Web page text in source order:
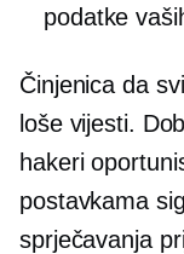
podatke
Činjenica da
loše vijesti.
hakeri
postavkama
sprječavanja